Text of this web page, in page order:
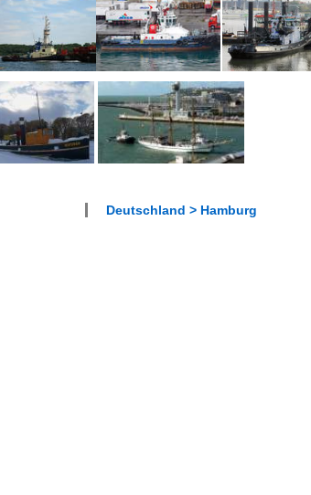
Deutschland > Hamburg